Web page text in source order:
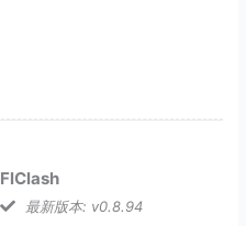
FlClash
最新版本: v0.8.94